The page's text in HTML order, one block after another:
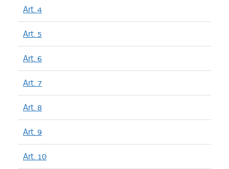
Art. 4
Art. 5
Art. 6
Art. 7
Art. 8
Art. 9
Art. 10